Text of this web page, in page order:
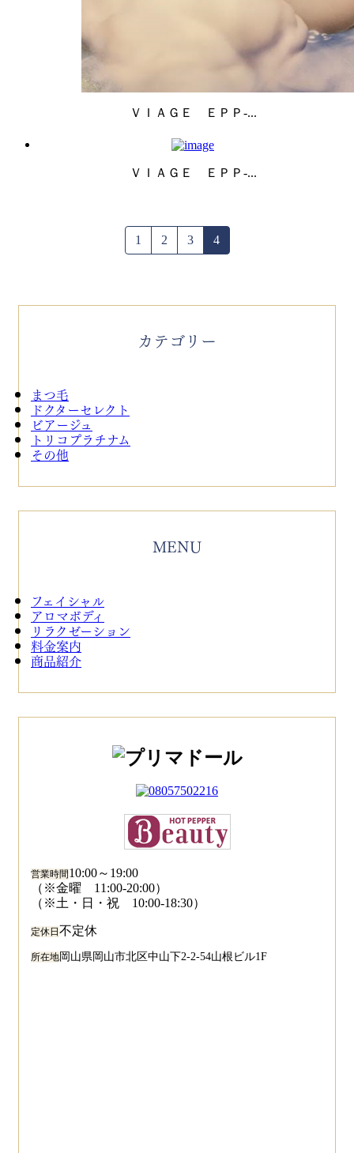
ＶＩＡＧＥ ＥＰＰ-...
ＶＩＡＧＥ ＥＰＰ-...
1 2 3 4
カテゴリー
まつ毛
ドクターセレクト
ビアージュ
トリコプラチナム
その他
MENU
フェイシャル
アロマボディ
リラクゼーション
料金案内
商品紹介
営業時間10:00～19:00
（※金曜 11:00-20:00）
（※土・日・祝 10:00-18:30）
定休日不定休
所在地 岡山県岡山市北区中山下2-2-54山根ビル1F